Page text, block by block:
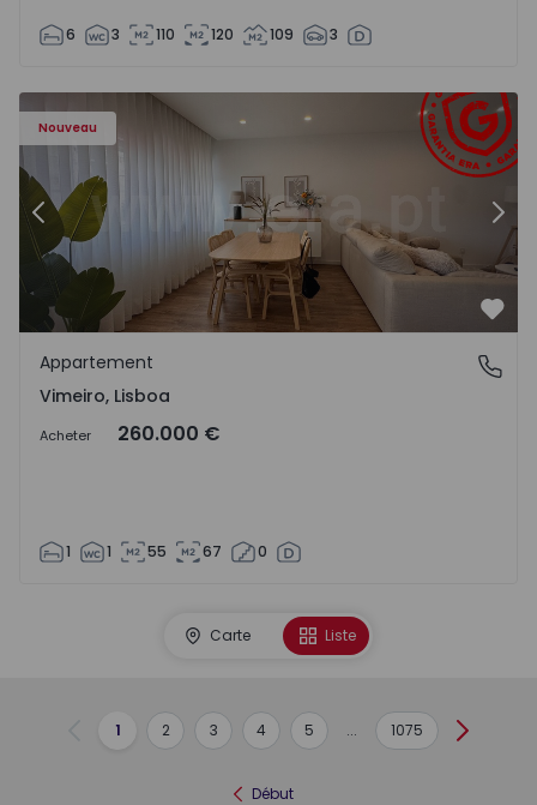
6 3 110 120 109 3
Nouveau
Appartement T1 Lourinhã, Vimeiro - 1575406 - 1
Précédent
Vimeiro, Lisboa
Appartement
Vimeiro, Lisboa
Acheter 260.000 €
1 1 55 67 0
Carte Liste
Précédent
1 2 3 4 5 ... 1075 Suivant
Début